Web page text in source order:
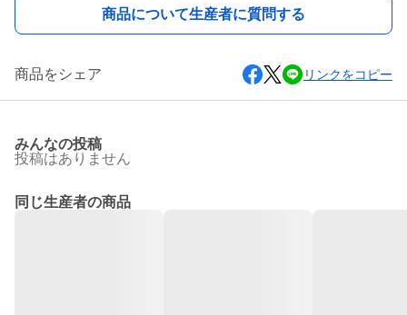
商品について生産者に質問する
商品をシェア リンクをコピー
みんなの投稿
投稿はありません
同じ生産者の商品